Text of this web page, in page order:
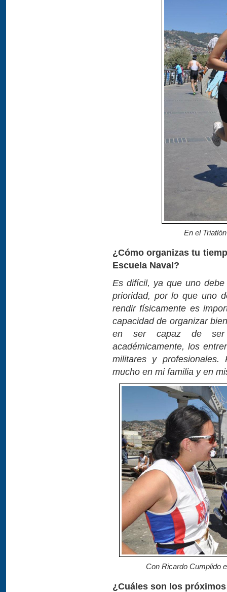
En el
¿Cómo organizas tu
Escuela Naval?
Es difícil, ya que uno
prioridad, por lo que uno
rendir físicamente es
capacidad de organizar
en ser capaz de ser
académicamente, los
militares y
mucho en mi familia y en
Con Ricardo Cumplido
¿Cuáles son los